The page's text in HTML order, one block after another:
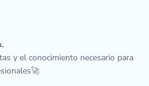
y el conocimiento necesario para